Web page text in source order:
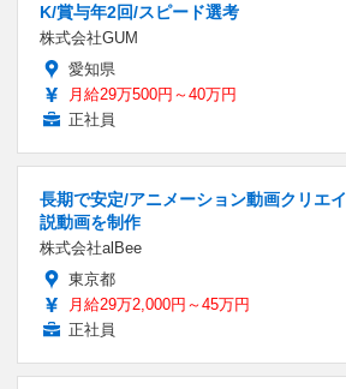
K/賞与年2回/スピード選考
株式会社GUM
愛知県
月給29万500円～40万円
正社員
長期で安定/アニメーション動画クリエ
説動画を制作
株式会社alBee
東京都
月給29万2,000円～45万円
正社員